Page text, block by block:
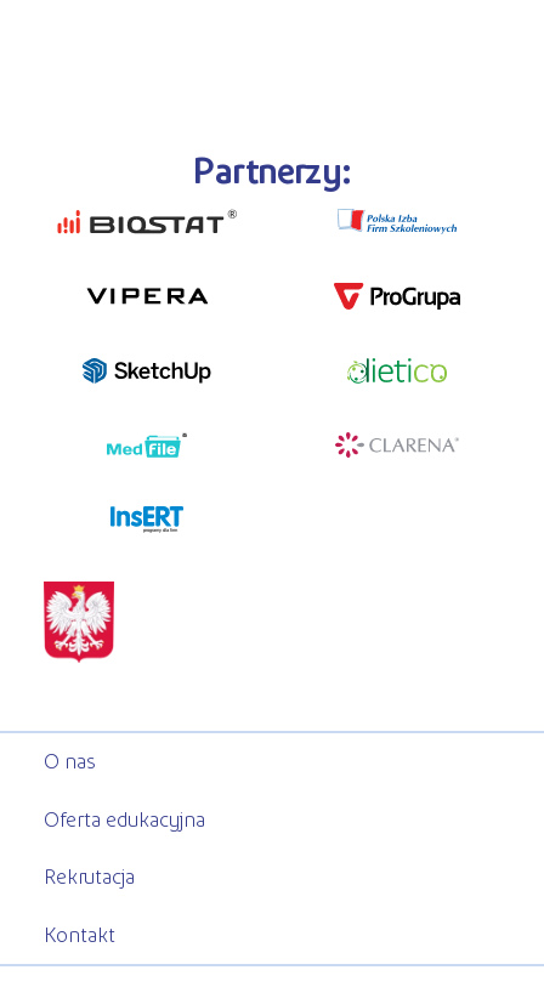
Partnerzy:
programy dla firm
O nas
Oferta edukacyjna
Rekrutacja
Kontakt